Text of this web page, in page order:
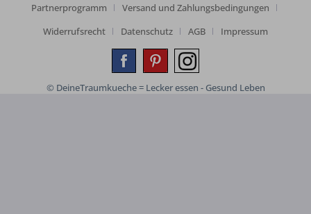
Partnerprogramm
Versand und Zahlungsbedingungen
Widerrufsrecht
Datenschutz AGB Impressum
© DeineTraumkueche = Lecker essen - Gesund Leben